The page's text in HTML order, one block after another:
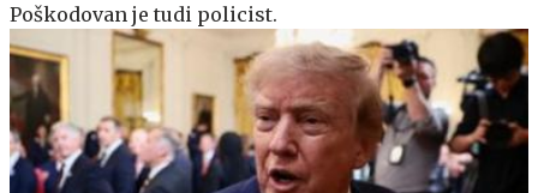
Poškodovan je tudi policist.